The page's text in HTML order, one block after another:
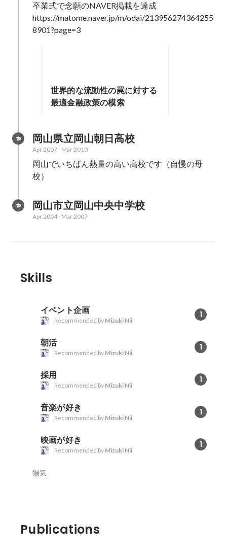
卒業式で念願のNAVER掲載を達成
https://matome.naver.jp/m/odai/213956274364255
8901?page=3
世界的な流動性の罠に対する
最適金融政策の模索
岡山県立岡山朝日高校
Apr 2007- Mar 2010
岡山でいちばん熱量の高い高校です（自慢の母
校）
岡山市立岡山中央中学校
Apr 2004- Mar 2007
Skills
イベント企画 1
Recommended by Mizuki Nii
朝活 1
Recommended by Mizuki Nii
採用 1
Recommended by Mizuki Nii
音楽が好き 1
Recommended by Mizuki Nii
映画が好き 1
Recommended by Mizuki Nii
陽気
Publications